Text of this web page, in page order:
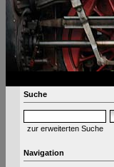
Suche
zur erweiterten Suche
Navigation